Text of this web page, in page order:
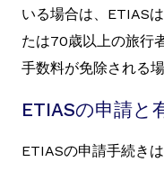
いる場合は、ETIAS
たは70歳以上の旅行
手数料が免除される場
ETIASの申請と
ETIASの申請手続き